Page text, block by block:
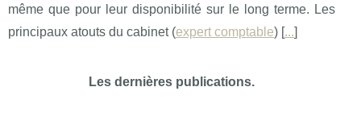
même que pour leur disponibilité sur le long terme. Les
principaux atouts du cabinet (expert comptable) [...]
Les dernières publications.